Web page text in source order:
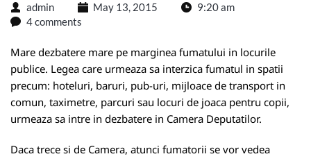
admin May 13, 2015
9:20 am
4 comments
Mare dezbatere mare pe marginea fumatului in locurile
publice. Legea care urmeaza sa interzica fumatul in spatii
precum: hoteluri, baruri, pub-uri, mijloace de transport in
comun, taximetre, parcuri sau locuri de joaca pentru copii,
urmeaza sa intre in dezbatere in Camera Deputatilor.
Daca trece si de Camera, atunci fumatorii se vor vedea